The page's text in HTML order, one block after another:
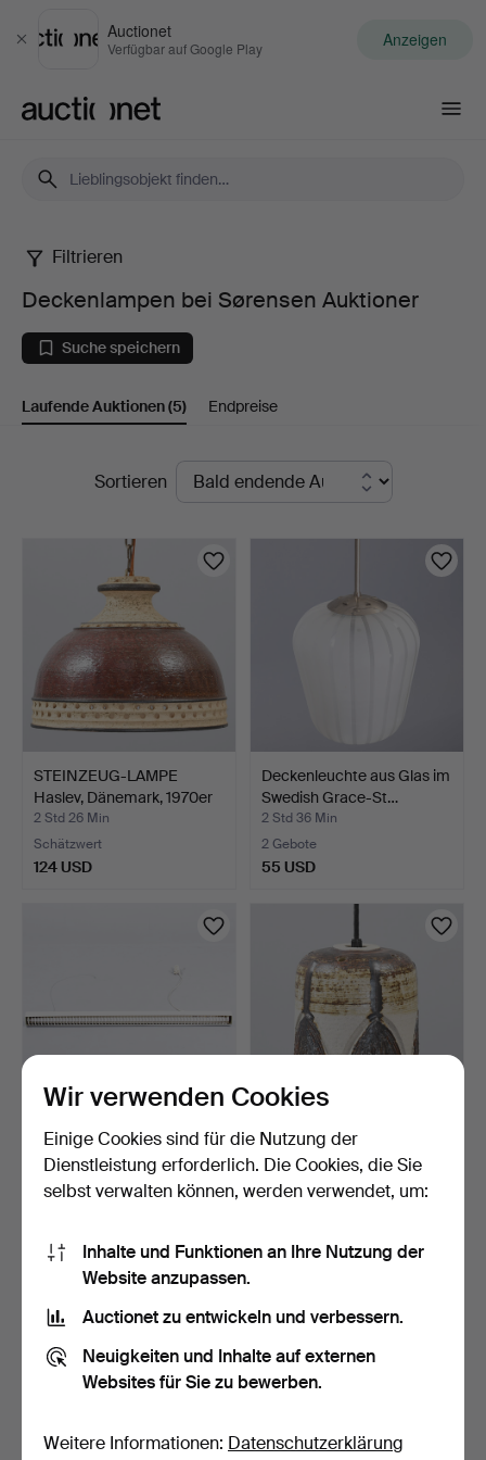
Schließen
Auctionet
Verfügbar auf Google Play Anzeigen
Deckenlampen
bei
Sørensen
Auktioner
Filtrieren
Deckenlampen bei Sørensen Auktioner
Suche speichern
Laufende Auktionen(5) Endpreise
LaufendeSortieren
STEINZEUG-LAMPE
Haslev, Dänemark, 1970er
J…
2 Std 26 Min
Schätzwert
124 USD
Deckenleuchte aus Glas im
Swedish Grace-St…
2 Std 36 Min
2 Gebote
55 USD
OLE PLESS JØRGENSEN.
'Pipeline', Deckenleu…
6 Tage
JETTE HELLEROE. Axella
Keramik, Deckenleuc…
8 Tage
Wir verwenden Cookies
Einige Cookies sind für die Nutzung der
Dienstleistung erforderlich. Die Cookies, die Sie
selbst verwalten können, werden verwendet, um:
Inhalte und Funktionen an Ihre Nutzung der
Website anzupassen.
Auctionet zu entwickeln und verbessern.
Neuigkeiten und Inhalte auf externen
Websites für Sie zu bewerben.
Weitere Informationen: Datenschutzerklärung